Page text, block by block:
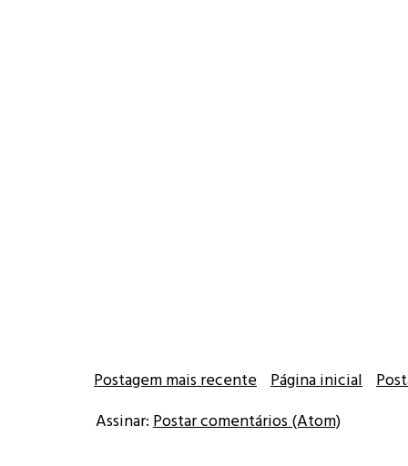
Postagem mais recente Página inicial
Assinar: Postar comentários (Atom)